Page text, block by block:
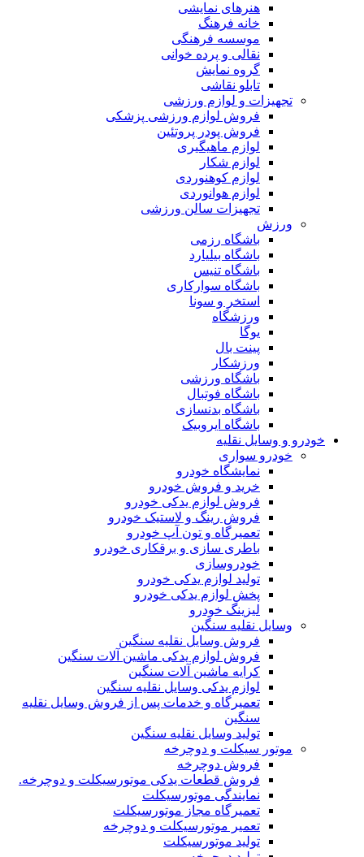
هنرهای نمایشی
خانه فرهنگ
موسسه فرهنگی
نقالی و پرده خوانی
گروه نمایش
تابلو نقاشی
تجهیزات و لوازم ورزشی
فروش لوازم ورزشی پزشکی
فروش پودر پروتئین
لوازم ماهیگیری
لوازم شکار
لوازم کوهنوردی
لوازم هوانوردی
تجهیزات سالن ورزشی
باشگاه رزمی
باشگاه بیلیارد
باشگاه تنیس
باشگاه سوارکاری
استخر و سونا
ورزشگاه
ورزشکار
باشگاه ورزشی
باشگاه فوتبال
باشگاه بدنسازی
باشگاه ایروبیک
و وسایل نقلیه
خودرو سواری
نمایشگاه خودرو
خرید و فروش خودرو
فروش لوازم یدکی خودرو
فروش رینگ و لاستیک خودرو
تعمیرگاه و تون آپ خودرو
باطری سازی و برقکاری خودرو
خودروسازی
تولید لوازم یدکی خودرو
پخش لوازم یدکی خودرو
لیزینگ خودرو
وسایل نقلیه سنگین
فروش وسایل نقلیه سنگین
فروش لوازم یدکی ماشین آلات سنگین
کرایه ماشین آلات سنگین
لوازم یدکی وسایل نقلیه سنگین
تعمیرگاه و خدمات پس از فروش وسایل نقلیه
تولید وسایل نقلیه سنگین
موتور سیکلت و دوچرخه
فروش دوچرخه
فروش قطعات یدکی موتورسیکلت و دوچرخه.
نمایندگی موتورسیکلت
تعمیرگاه مجاز موتورسیکلت
تعمیر موتورسیکلت و دوچرخه
تولید موتورسیکلت